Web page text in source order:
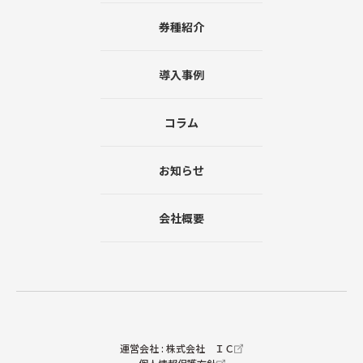
券種紹介
導入事例
コラム
お知らせ
会社概要
運営会社 : 株式会社 ＩＣ